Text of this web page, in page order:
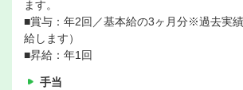
ます。
■賞与：年2回／基本給の3ヶ月分※過去実
給します）
■昇給：年1回
手当